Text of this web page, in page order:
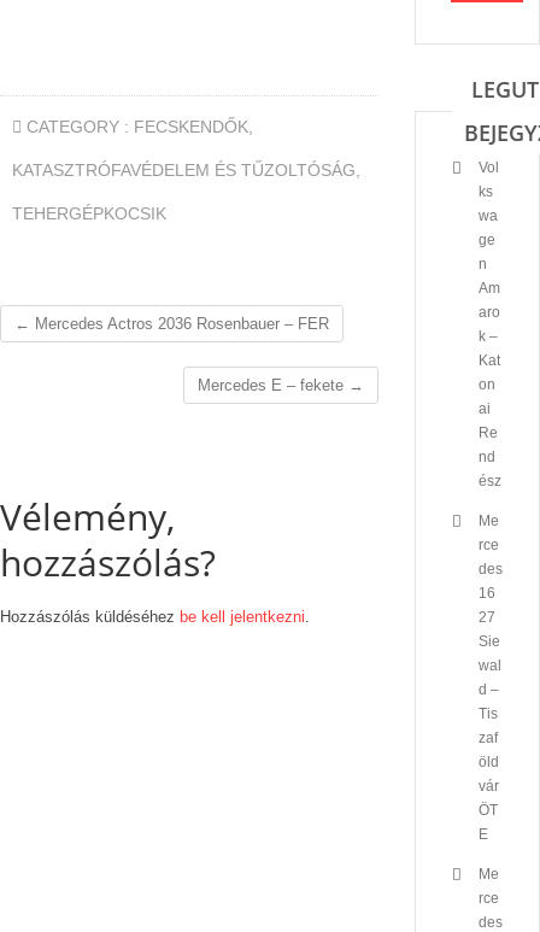
CATEGORY : FECSKENDŐK
KATASZTRÓFAVÉDELEM ÉS TŰZOLTÓSÁG
TEHERGÉPKOCSIK
← Mercedes Actros 2036 Rosenbauer – FER
Mercedes E – fekete →
Vélemény,
hozzászólás?
Hozzászólás küldéséhez be kell jelentkezni
Vol
ks
wa
ge
n
Am
aro
k –
Kat
on
ai
Re
nd
ész
Me
rce
des
16
27
Sie
wal
d –
Tis
zaf
öld
vár
ÖT
E
Me
rce
des